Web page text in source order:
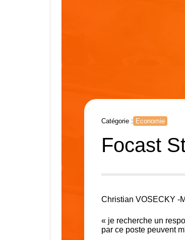
Catégorie : Economie
Focast
Christian VOSECKY -
« je recherche un
par ce poste peuvent